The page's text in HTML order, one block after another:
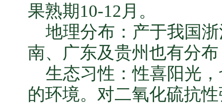
果熟期10-12月。
地理分布：产于我国浙
南、广东及贵州也有分
生态习性：性喜阳光，
的环境。对二氧化硫抗